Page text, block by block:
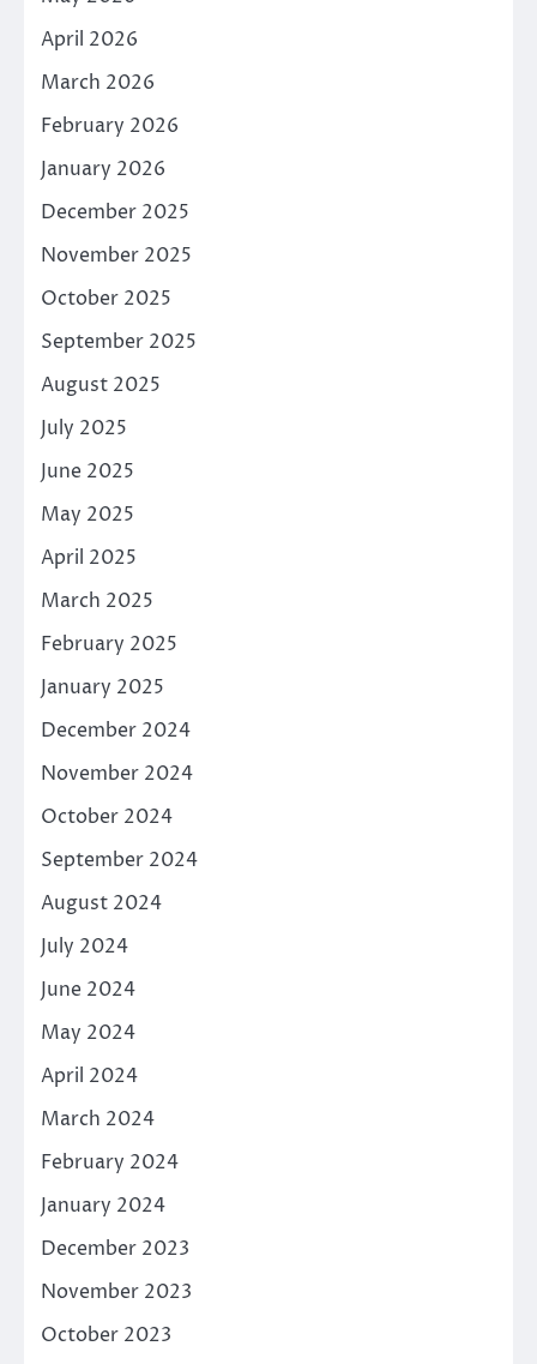
April 2026
March 2026
February 2026
January 2026
December 2025
November 2025
October 2025
September 2025
August 2025
July 2025
June 2025
May 2025
April 2025
March 2025
February 2025
January 2025
December 2024
November 2024
October 2024
September 2024
August 2024
July 2024
June 2024
May 2024
April 2024
March 2024
February 2024
January 2024
December 2023
November 2023
October 2023